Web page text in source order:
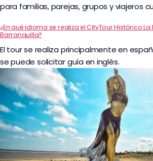
para familias, parejas, grupos y viajeros
¿En qué idioma se realiza el CityTour Histórico La
Barranquilla?
El tour se realiza principalmente en
se puede solicitar guía en inglés.